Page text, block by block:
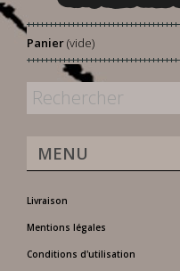
Panier(vide)
MENU
Livraison
Mentions légales
Conditions d'utilisation